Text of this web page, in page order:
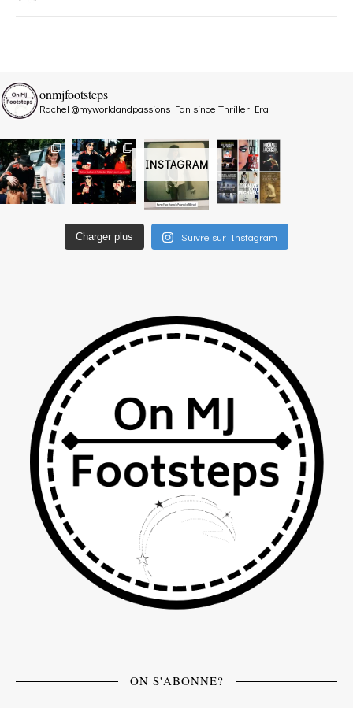
INSTAGRAM
onmjfootsteps
Rachel @myworldandpassions Fan since Thriller Era
Charger plus Suivre sur Instagram
ON S'ABONNE?